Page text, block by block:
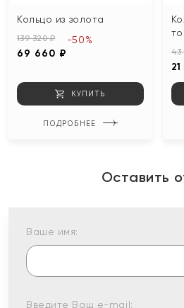
Кольцо из золота
139 320 ₽
69 660 ₽
-50%
КУПИТЬ
ПОДРОБНЕЕ
43
Оставить
Ваше имя:
Введите Ваш e-mail: